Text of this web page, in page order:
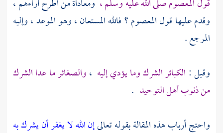
قول المعصوم صلى الله عليه وسلم ، ومعاداة من اطرح آراءهم ،
وقدم عليها قول المعصوم ؟ فالله المستعان ، وهو الموعد ، وإليه
المرجع .
وقيل : الكبائر الشرك وما يؤدي إليه ،والصغائر ما عدا الشرك
من ذنوب أهل التوحيد .
واحتج أرباب هذه المقالة بقوله تعالىإن الله لا يغفر أن يشرك به